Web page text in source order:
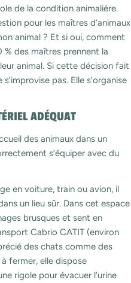
de la condition animalière.
pour les maîtres d’animaux
animal ? Et si oui, comment
% des maîtres prennent la
animal. Si cette décision fait
pas. Elle s’organise
ADÉQUAT
des animaux dans un
s’équiper avec du
en voiture, train ou avion, il
un lieu sûr. Dans cet espace
brusques et sent en
Cabrio CATIT (environ
des chats comme des
fermer, elle dispose
rigole pour évacuer l’urine